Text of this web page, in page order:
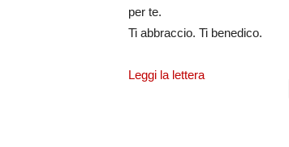
per te.
Ti abbraccio. Ti benedico.
Leggi la lettera